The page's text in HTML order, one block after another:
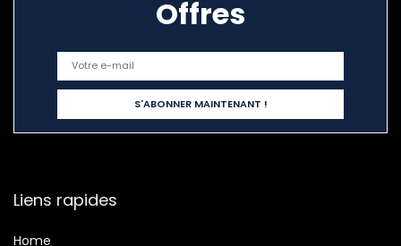
Offres
Liens rapides
Home